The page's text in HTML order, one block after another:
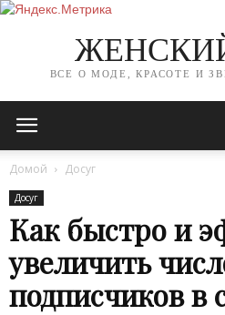
ВСЕ О МОДЕ, КРАСОТЕ И
Домой Досуг
Досуг
Как быстро и
увеличить
подписчиков в